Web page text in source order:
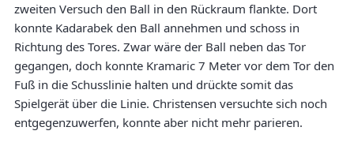
zweiten Versuch den Ball in den Rückraum flankte. Dort
konnte Kadarabek den Ball annehmen und schoss in
Richtung des Tores. Zwar wäre der Ball neben das Tor
gegangen, doch konnte Kramaric 7 Meter vor dem Tor den
Fuß in die Schusslinie halten und drückte somit das
Spielgerät über die Linie. Christensen versuchte sich noch
entgegenzuwerfen, konnte aber nicht mehr parieren.